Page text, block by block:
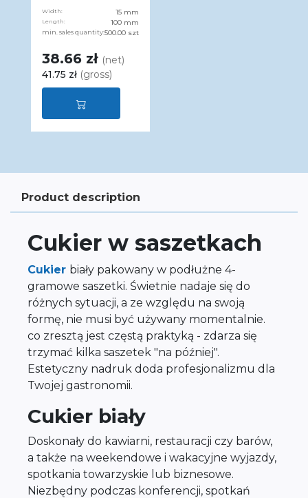
Width: 15 mm
Length: 100 mm
min. sales quantity:500.00 szt
38.66 zł (net)
41.75 zł (gross)
Product description
Cukier w saszetkach
Cukier biały pakowany w podłużne 4-
gramowe saszetki. Świetnie nadaje się do
różnych sytuacji, a ze względu na swoją
formę, nie musi być używany momentalnie.
co zresztą jest częstą praktyką - zdarza się
trzymać kilka saszetek "na później".
Estetyczny nadruk doda profesjonalizmu dla
Twojej gastronomii.
Cukier biały
Doskonały do kawiarni, restauracji czy barów,
a także na weekendowe i wakacyjne wyjazdy,
spotkania towarzyskie lub biznesowe.
Niezbędny podczas konferencji, spotkań